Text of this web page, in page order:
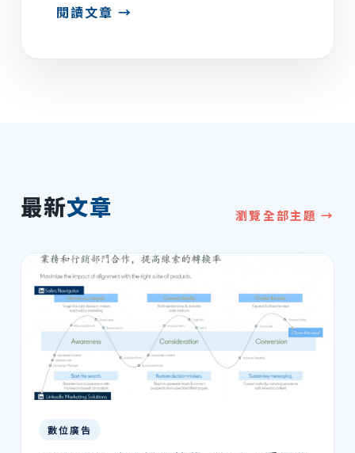
閱讀文章 →
最新文章 瀏覽全部主題 →
數位廣告